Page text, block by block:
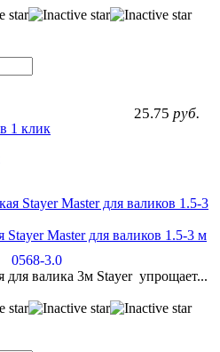
25.75 руб.
1 клик
Stayer Master для валиков 1.5-3 м
0568-3.0
для валика 3м Stayer упрощает...